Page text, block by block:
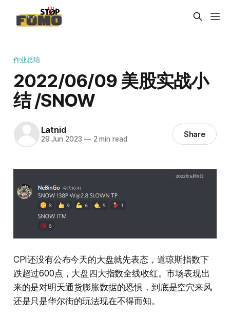
作业总结
2022/06/09 美股实战小
结 /SNOW
Latnid
29 Jun 2023 —2 min read Share
CPI还没有公布今天的大盘就先表态，道琼斯指数下
跌超过600点，大盘四大指数全线收红。市场表现出
来的是对明天通货膨胀数据的恐惧，到底是空穴来风
还是只是华尔街的玩法现在不得而知。